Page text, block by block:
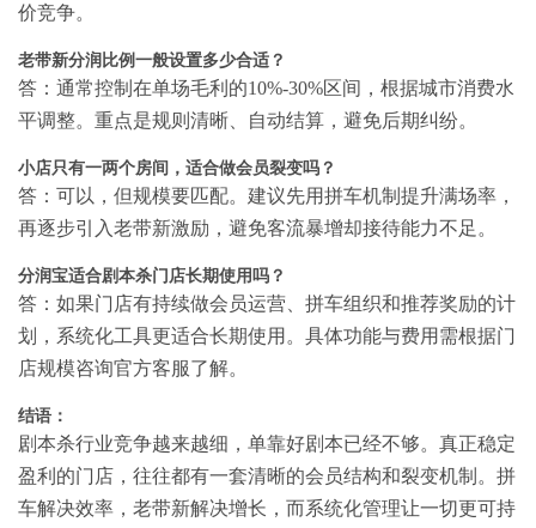
价竞争。
老带新分润比例一般设置多少合适？
答：通常控制在单场毛利的10%-30%区间，根据城市消费水
平调整。重点是规则清晰、自动结算，避免后期纠纷。
小店只有一两个房间，适合做会员裂变吗？
答：可以，但规模要匹配。建议先用拼车机制提升满场率，
再逐步引入老带新激励，避免客流暴增却接待能力不足。
分润宝适合剧本杀门店长期使用吗？
答：如果门店有持续做会员运营、拼车组织和推荐奖励的计
划，系统化工具更适合长期使用。具体功能与费用需根据门
店规模咨询官方客服了解。
结语：
剧本杀行业竞争越来越细，单靠好剧本已经不够。真正稳定
盈利的门店，往往都有一套清晰的会员结构和裂变机制。拼
车解决效率，老带新解决增长，而系统化管理让一切更可持